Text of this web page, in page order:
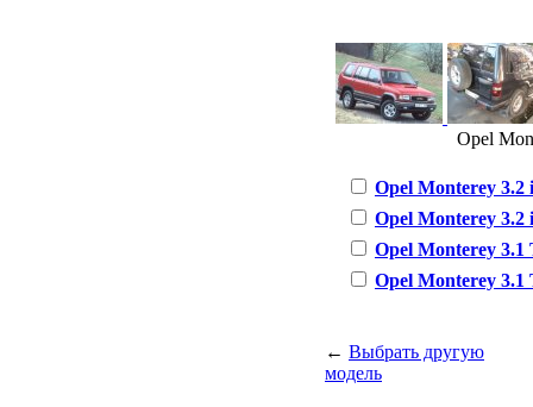
Opel
Opel Monterey 3.2
Opel Monterey 3.2
Opel Monterey 3.1
Opel Monterey 3.1
← Выбрать другую
модель